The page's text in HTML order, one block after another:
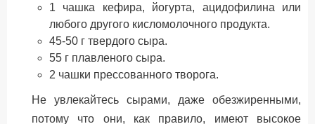
1 чашка кефира, йогурта, ацидофилина или
любого другого кисломолочного продукта.
45-50 г твердого сыра.
55 г плавленого сыра.
2 чашки прессованного творога.
Не увлекайтесь сырами, даже обезжиренными,
потому что они, как правило, имеют высокое